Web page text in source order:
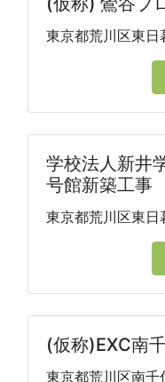
東京都荒川区東
学校法人新井
号館新築工事
東京都荒川区東
(仮称)EXC南
東京都荒川区南